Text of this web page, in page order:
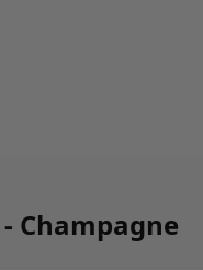
Champagne